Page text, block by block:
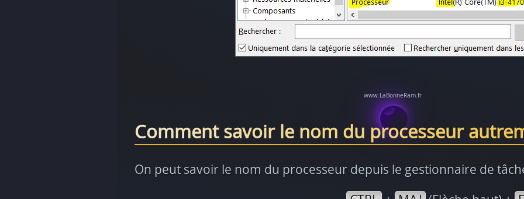
Comment savoir le nom du processeur
On peut savoir le nom du processeur depuis le gestionnaire de